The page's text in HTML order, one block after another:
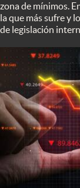
Clase
Clima
Mundial 2026
Eventos Corporativos
El Cronista Studio
Mediakit
abre en nueva pestaña
Argentina
zona de mínimos.
la que más sufre y
de legislación